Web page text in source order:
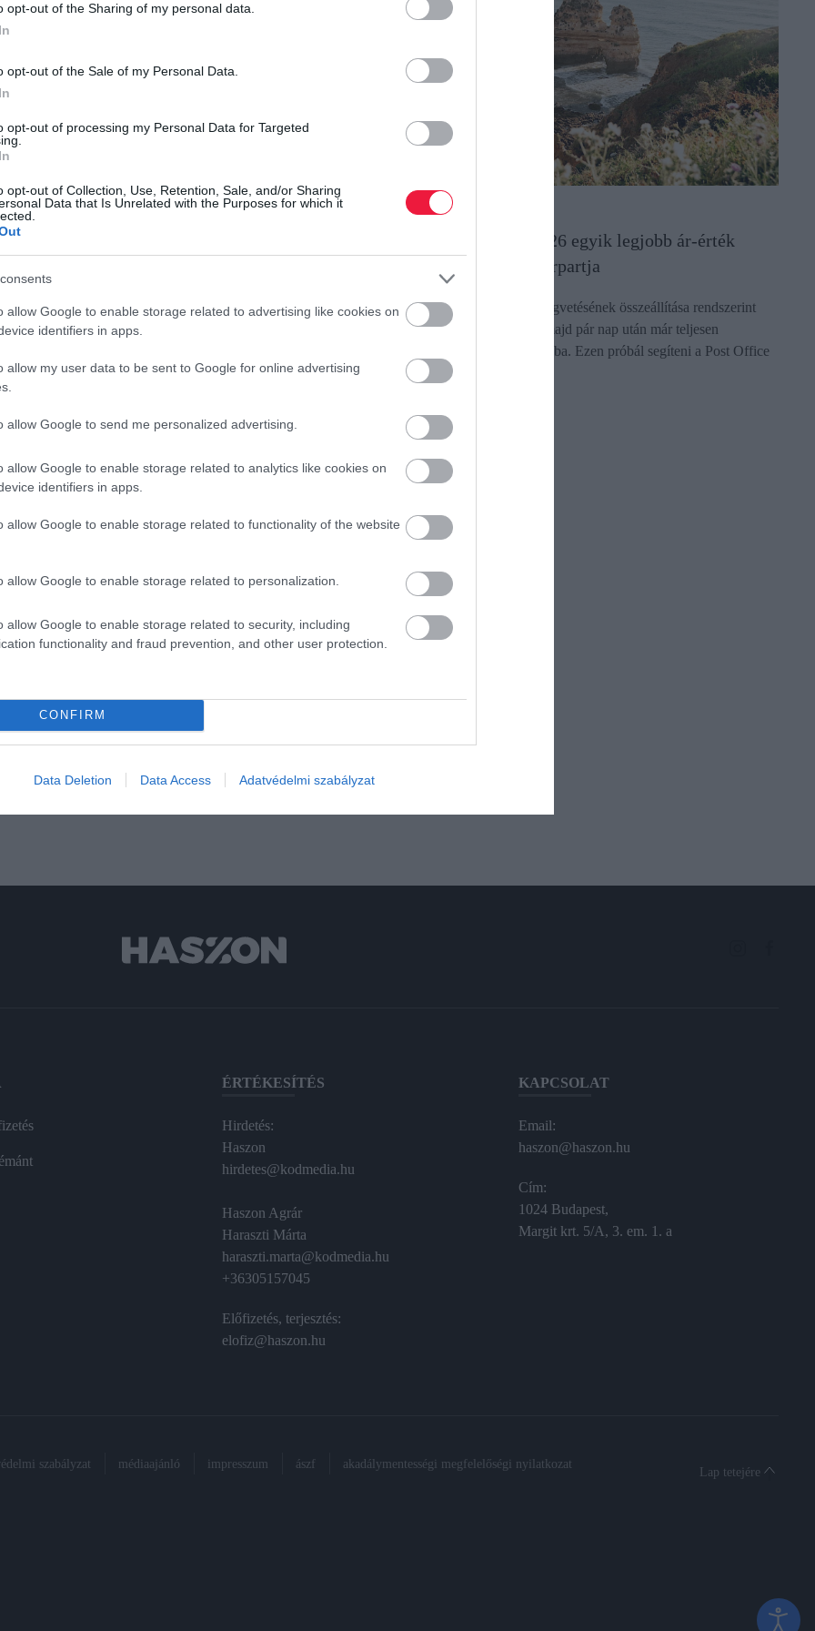
opt-out of the Sharing of my personal data.
opt-out of the Sale of my Personal Data.
opt-out of processing my Personal Data for Targeted
opt-out of Collection, Use, Retention, Sale, and/or Sharing
Data that Is Unrelated with the Purposes for which it
allow Google to enable storage related to advertising like cookies on
identifiers in apps.
allow my user data to be sent to Google for online advertising
allow Google to send me personalized advertising.
allow Google to enable storage related to analytics like cookies on
identifiers in apps.
allow Google to enable storage related to functionality of the website
allow Google to enable storage related to personalization.
allow Google to enable storage related to security, including
functionality and fraud prevention, and other user protection.
CONFIRM
Data Deletion Data Access Adatvédelmi szabályzat
a Porsche számára, amely kénytelen volt drasztikus
előtti napoktól kezdve több műszakot is törölt a
munkákkal és a termelés rendelésállományhoz való
a luxuskategóriás villanyautó iránti globális érdeklődés
világszerte mindössze
jelent az előző év azonos időszakához képest. A
hanem a márka teljes globális forgalmát is, amely
sportautó gyártóját különösen a
arányban fordulnak a feltörekvő és technológiailag
és az új villanyplatformokról, a belső égésű
lefékezték.
a Cayenne és a Panamera modellcsaládok, a 2030-as
valamint plug-in hibrid hajtáslánccal.
es sportautója. Ez azt jelenti, hogy a Porsche 911 a
hibrid benzines hajtással fog készülni.
NYARALÁS
Meglepő, hol van 2026 egyik legjobb ár-érték
arányú európai tengerpartja
A családi nyaralások költségvetésének összeállítása rendszerint
gondos tervezéssel indul, majd pár nap után már teljesen
belebonyolódunk a számokba. Ezen próbál segíteni a Post Office
Travel Money…
ÉRTÉKESÍTÉS
Hirdetés:
Haszon
hirdetes@kodmedia.hu
Haszon Agrár
Haraszti Márta
haraszti.marta@kodmedia.hu
+36305157045
Előfizetés, terjesztés:
elofiz@haszon.hu
KAPCSOLAT
Email:
haszon@haszon.hu
Cím:
1024 Budapest,
Margit krt. 5/A, 3. em. 1. a
szabályzat médiaajánló impresszum ászf akadálymentességi megfelelőségi nyilatkozat
Lap tetejére